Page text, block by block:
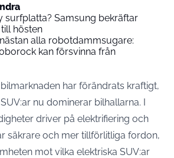
surfplatta? Samsung bekräftar
till hösten
alla robotdammsugare:
kan försvinna från
har förändrats kraftigt,
nu dominerar bilhallarna. I
driver på elektrifiering och
säkrare och mer tillförlitliga fordon,
mot vilka elektriska SUV:ar